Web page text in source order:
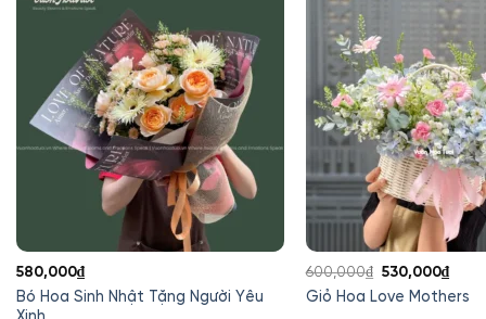
Bó Hoa Sinh Nhật Tặng Người Yêu
580,000₫
Giỏ Hoa Love Mothers
600,000₫ Giá
gốc
530,000₫Giá
hiện